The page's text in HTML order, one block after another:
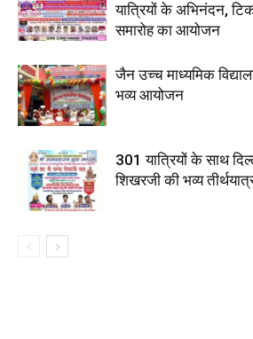
यात्रियों के अभिनंदन,
समारोह का आयोजन
जैन उच्च माध्यमिक
भव्य आयोजन
301 यात्रियों के साथ
शिखरजी की भव्य